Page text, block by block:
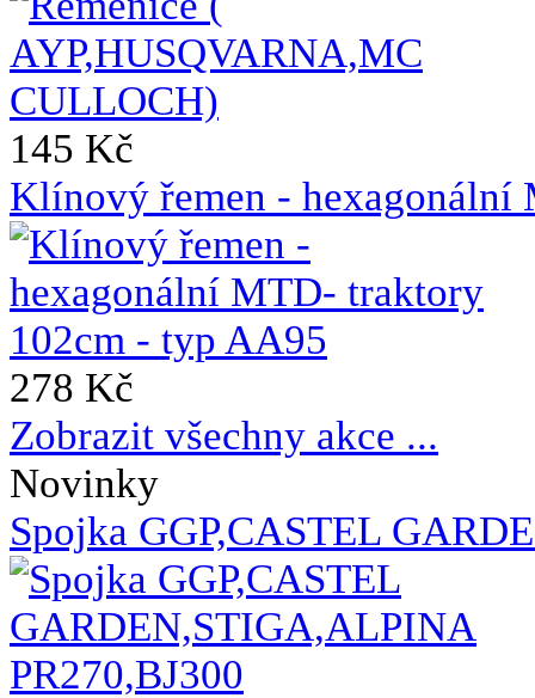
145 Kč
Klínový řemen -
278 Kč
Zobrazit všechny akce ...
Novinky
Spojka GGP,CASTEL